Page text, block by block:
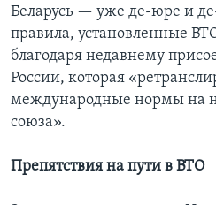
Беларусь — уже де-юре и
правила, установленные
благодаря недавнему
России, которая
международные нормы на
союза».
Препятствия на пути в ВТО